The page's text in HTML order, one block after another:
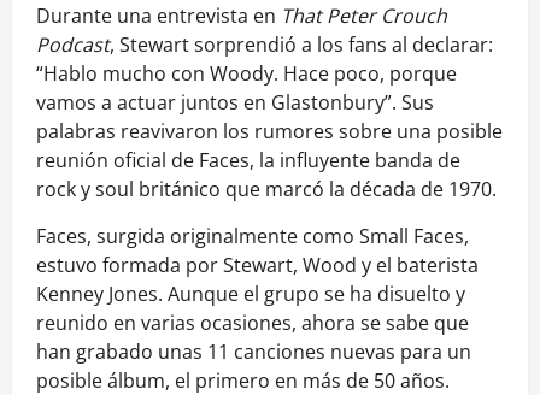
Durante una entrevista en That Peter Crouch
Podcast, Stewart sorprendió a los fans al declarar:
“Hablo mucho con Woody. Hace poco, porque
vamos a actuar juntos en Glastonbury”. Sus
palabras reavivaron los rumores sobre una posible
reunión oficial de Faces, la influyente banda de
rock y soul británico que marcó la década de 1970.
Faces, surgida originalmente como Small Faces,
estuvo formada por Stewart, Wood y el baterista
Kenney Jones. Aunque el grupo se ha disuelto y
reunido en varias ocasiones, ahora se sabe que
han grabado unas 11 canciones nuevas para un
posible álbum, el primero en más de 50 años.